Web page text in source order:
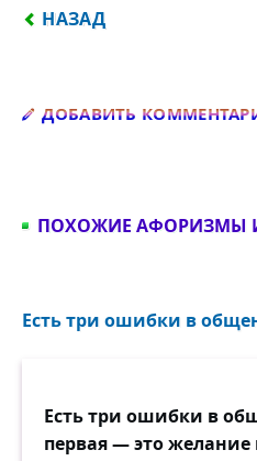
ПРЕДЫДУЩИЙ: НЕ
НАЗАД
ДОБАВИТЬ
ПОХОЖИЕ АФОРИЗМЫ
Есть три ошибки в
Есть три ошибки в
первая — это желание